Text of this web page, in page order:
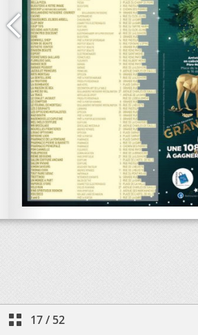
17/ 52